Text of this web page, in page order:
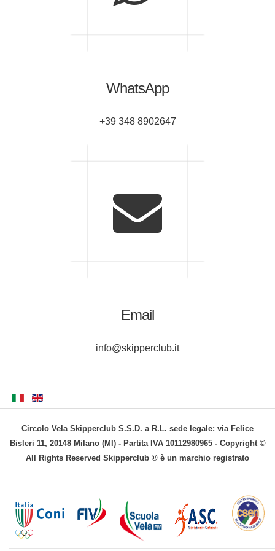
WhatsApp
+39 348 8902647
Email
info@skipperclub.it
Circolo Vela Skipperclub S.S.D. a R.L. sede legale: via Felice
Bisleri 11, 20148 Milano (MI) - Partita IVA 10112980965 - Copyright ©
All Rights Reserved Skipperclub ® è un marchio registrato